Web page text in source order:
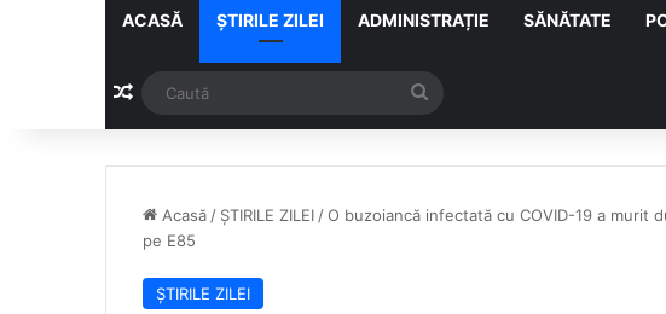
ACASĂ ȘTIRILE ZILEI ADMINISTRAȚIE SĂNĂTATE
Articol aleatoriu
Acasă / ȘTIRILE ZILEI /O buzoiancă infectată cu COVID-19 a murit
pe E85
ȘTIRILE ZILEI